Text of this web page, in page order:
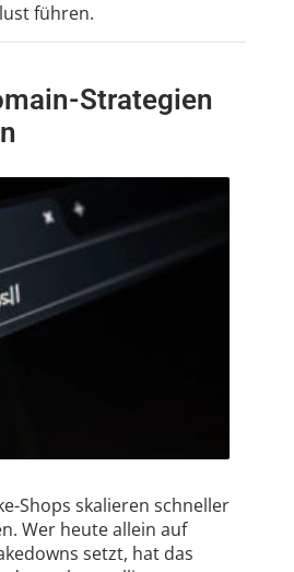
führen.
Strategien
Shops skalieren schneller
Wer heute allein auf
setzt, hat das